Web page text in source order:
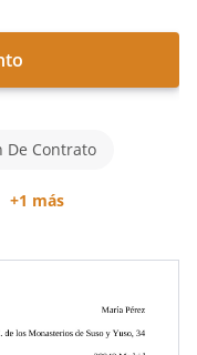
De Contrato
+1 más